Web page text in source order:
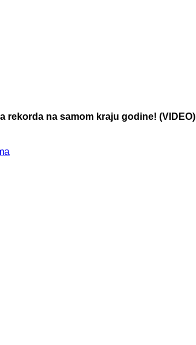
rekorda na samom kraju godine! (VIDEO)